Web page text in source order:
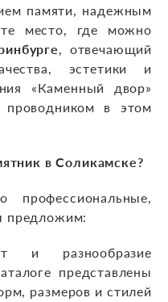
памяти, надежным
место, где можно
, отвечающий
эстетики и
«Каменный двор»
в этом
в Соликамске?
предложим:
и разнообразие
представлены
размеров и стилей